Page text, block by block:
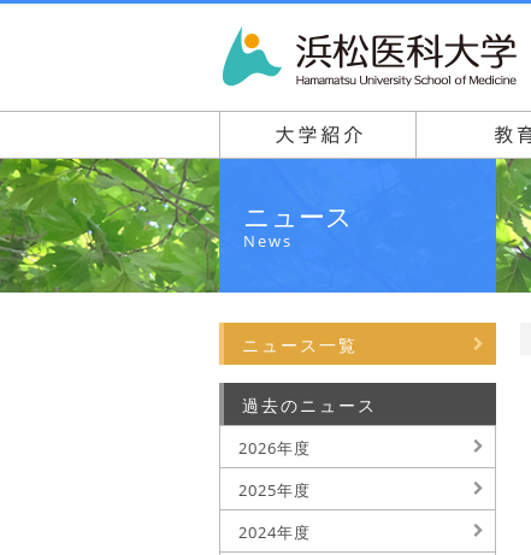
ニュース
News
ニュース一覧
過去のニュース
2026年度
2025年度
2024年度